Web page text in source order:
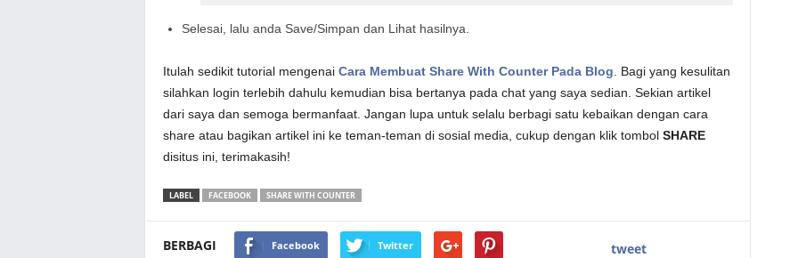
Selesai, lalu anda Save/Simpan dan Lihat hasilnya.
Itulah sedikit tutorial mengenai Cara Membuat Share With Counter Pada Blog . Bagi yang kesulitan
silahkan login terlebih dahulu kemudian bisa bertanya pada chat yang saya sedian. Sekian artikel
dari saya dan semoga bermanfaat. Jangan lupa untuk selalu berbagi satu kebaikan dengan cara
share atau bagikan artikel ini ke teman-teman di sosial media, cukup dengan klik tombol SHARE
disitus ini, terimakasih!
LABEL FACEBOOK SHARE WITH COUNTER
BERBAGI Facebook Twitter tweet